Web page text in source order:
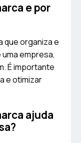
e por
que organiza e
empresa,
É importante
e otimizar
ajuda